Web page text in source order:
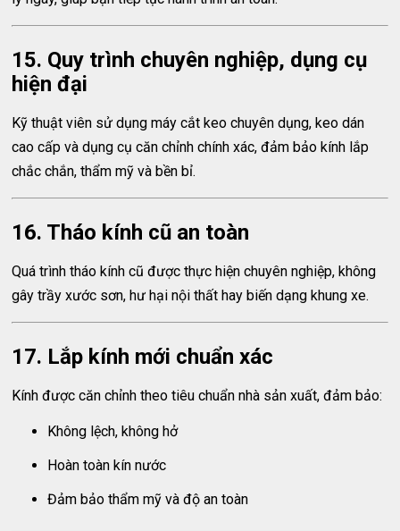
15. Quy trình chuyên nghiệp, dụng cụ
hiện đại
Kỹ thuật viên sử dụng máy cắt keo chuyên dụng, keo dán
cao cấp và dụng cụ căn chỉnh chính xác, đảm bảo kính lắp
chắc chắn, thẩm mỹ và bền bỉ.
16. Tháo kính cũ an toàn
Quá trình tháo kính cũ được thực hiện chuyên nghiệp, không
gây trầy xước sơn, hư hại nội thất hay biến dạng khung xe.
17. Lắp kính mới chuẩn xác
Kính được căn chỉnh theo tiêu chuẩn nhà sản xuất, đảm bảo:
Không lệch, không hở
Hoàn toàn kín nước
Đảm bảo thẩm mỹ và độ an toàn